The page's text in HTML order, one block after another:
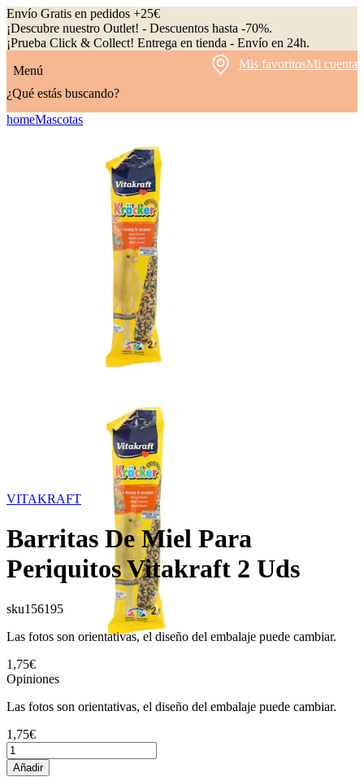
Envío Gratis en pedidos +25€
¡Descubre nuestro Outlet! - Descuentos hasta -70%.
¡Prueba Click & Collect! Entrega en tienda - Envío en 24h.
Menú
Mis favoritosMi cuenta
¿Qué estás buscando?
homeMascotas
VITAKRAFT
Barritas De Miel Para
Periquitos Vitakraft 2 Uds
sku156195
Las fotos son orientativas, el diseño del embalaje puede cambiar.
1,75€
Opiniones
Las fotos son orientativas, el diseño del embalaje puede cambiar.
1,75€
Añadir